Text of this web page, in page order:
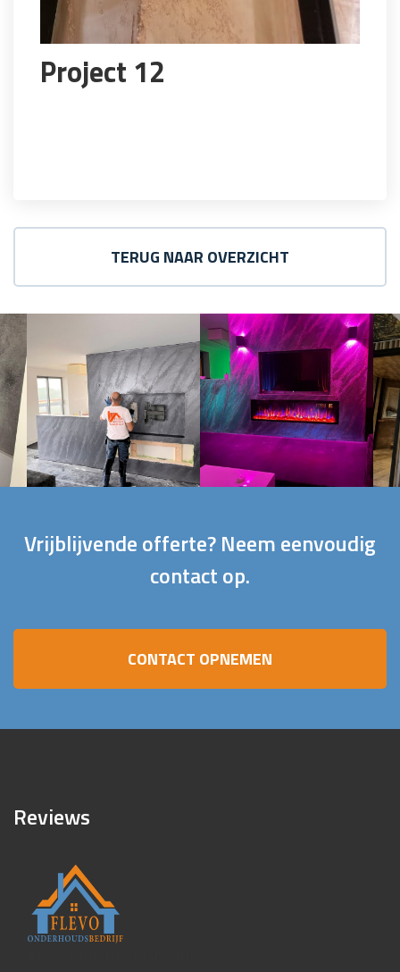
Project 12
TERUG NAAR OVERZICHT
Vrijblijvende offerte? Neem eenvoudig
contact op.
CONTACT OPNEMEN
Reviews